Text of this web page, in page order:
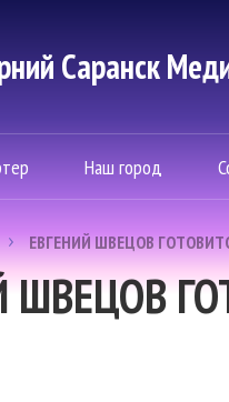
Саранск
Наш город
ЕВГЕНИЙ ШВЕЦОВ
ШВЕЦОВ